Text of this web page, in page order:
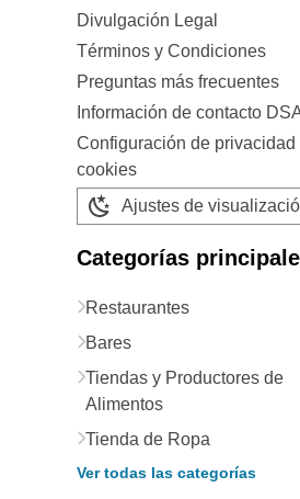
Divulgación Legal
Términos y Condiciones
Preguntas más frecuentes
Información de contacto
Configuración de privacidad
cookies
Ajustes de
Categorías
Restaurantes
Bares
Tiendas y Productores de
Alimentos
Tienda de Ropa
Ver todas las categorías